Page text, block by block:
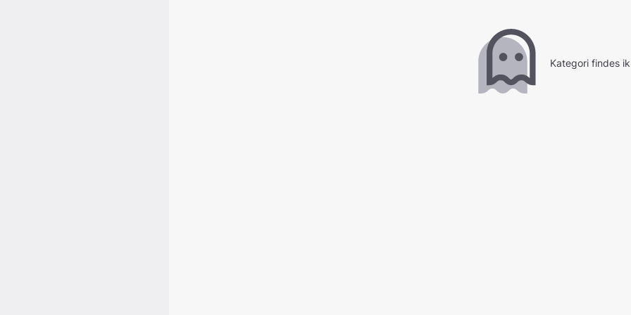
Kategori findes